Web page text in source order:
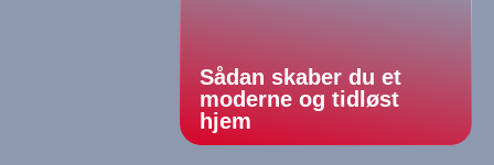
Sådan skaber du et
moderne og tidløst
hjem